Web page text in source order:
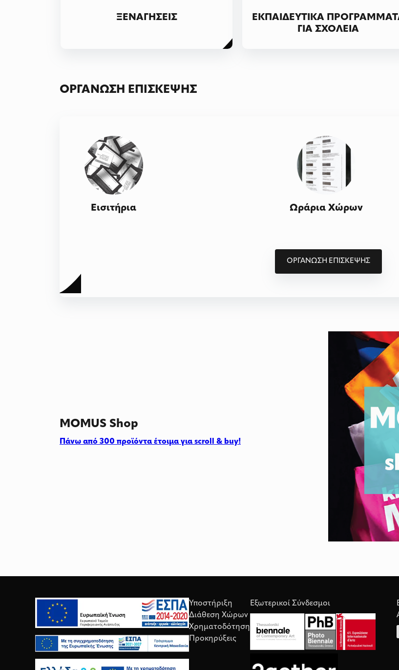
ΞΕΝΑΓΗΣΕΙΣ
ΕΚΠΑΙΔΕΥΤΙΚΑ
ΓΙΑ ΣΧΟΛΕΙΑ
ΟΡΓΑΝΩΣΗ ΕΠΙΣΚΕΨΗΣ
Εισιτήρια Ωράρια Χώρων
ΟΡΓΑΝΩΣΗ ΕΠΙΣΚΕΨΗΣ
MOMUS Shop
Πάνω από 300 προϊόντα έτοιμα για scroll & buy!
Υποστήριξη
Διάθεση Χώρων
Χρηματοδότηση
Προκηρύξεις
Εξωτερικοί Σύνδεσμοι